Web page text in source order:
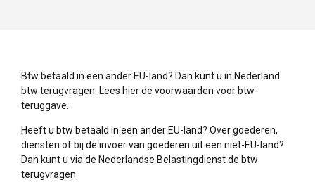
Btw betaald in een ander EU-land? Dan kunt u in Nederland
btw terugvragen. Lees hier de voorwaarden voor btw-
teruggave.
Heeft u btw betaald in een ander EU-land? Over goederen,
diensten of bij de invoer van goederen uit een niet-EU-land?
Dan kunt u via de Nederlandse Belastingdienst de btw
terugvragen.